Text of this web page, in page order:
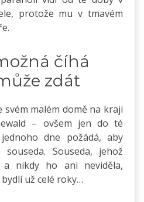
protože mu v tmavém
číhá
zdát
svém malém domě na kraji
– ovšem jen do té
dne požádá, aby
Souseda, jehož
a nikdy ho ani neviděla,
už celé roky…